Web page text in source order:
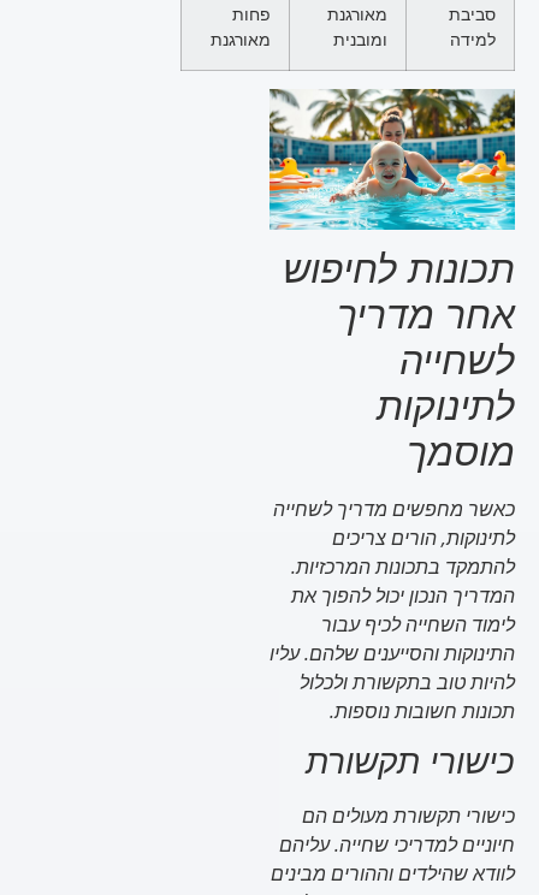
סביבת
למידה
מאורגנת
ומובנית
פחות
מאורגנת
תכונות לחיפוש
אחר מדריך
לשחייה
לתינוקות
מוסמך
כאשר מחפשים מדריך לשחייה
לתינוקות, הורים צריכים
להתמקד בתכונות המרכזיות.
המדריך הנכון יכול להפוך את
לימוד השחייה לכיף עבור
התינוקות והסייענים שלהם. עליו
להיות טוב בתקשורת ולכלול
תכונות חשובות נוספות.
כישורי תקשורת
כישורי תקשורת מעולים הם
חיוניים למדריכי שחייה. עליהם
לוודא שהילדים וההורים מבינים